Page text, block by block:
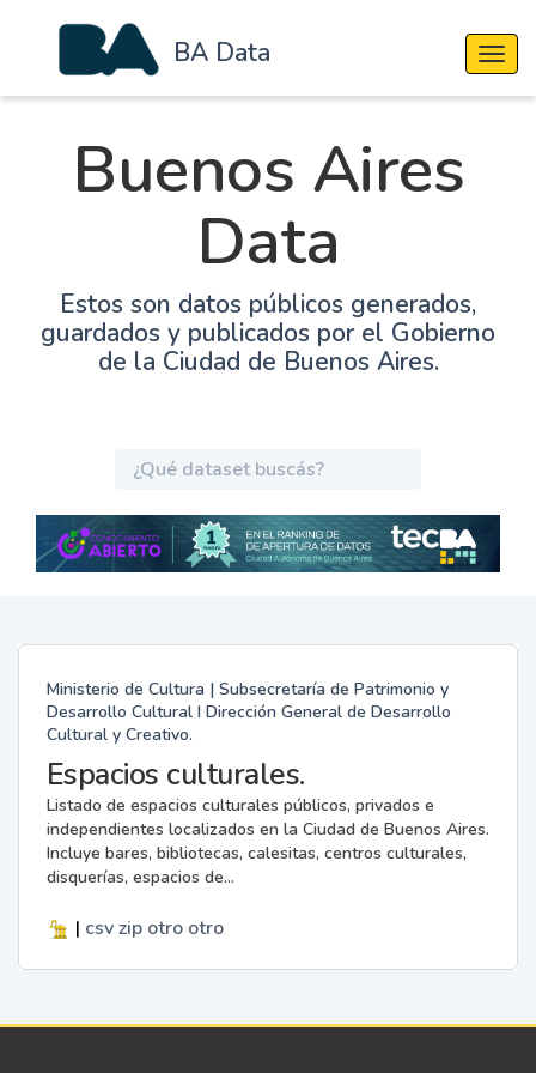
BA Data
Buenos Aires
Data
Estos son datos públicos generados,
guardados y publicados por el Gobierno
de la Ciudad de Buenos Aires.
Ministerio de Cultura | Subsecretaría de Patrimonio y
Desarrollo Cultural I Dirección General de Desarrollo
Cultural y Creativo.
Espacios culturales.
Listado de espacios culturales públicos, privados e
independientes localizados en la Ciudad de Buenos Aires.
Incluye bares, bibliotecas, calesitas, centros culturales,
disquerías, espacios de...
| csv zip otro otro